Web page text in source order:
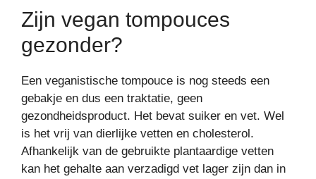
Zijn vegan tompouces
gezonder?
Een veganistische tompouce is nog steeds een
gebakje en dus een traktatie, geen
gezondheidsproduct. Het bevat suiker en vet. Wel
is het vrij van dierlijke vetten en cholesterol.
Afhankelijk van de gebruikte plantaardige vetten
kan het gehalte aan verzadigd vet lager zijn dan in